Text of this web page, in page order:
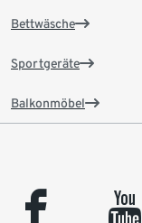
Bettwäsche
Sportgeräte
Balkonmöbel
facebook youtube